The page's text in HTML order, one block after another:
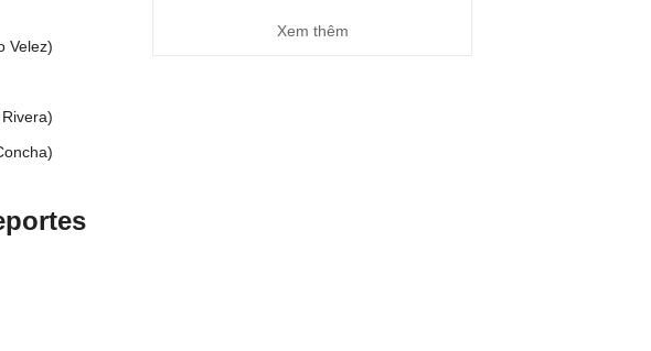
Velez)
Xem thêm